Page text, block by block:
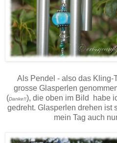
Als Pendel - also das Kling-
grosse Glasperlen
(Danke!!), die oben im Bild habe
gedreht. Glasperlen drehen ist
mein Tag auch